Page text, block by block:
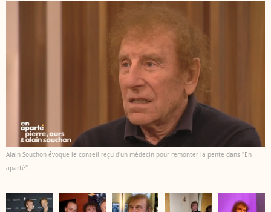
Alain Souchon évoque le conseil reçu d'un médecin pour remonter la pente dans "En
aparté".